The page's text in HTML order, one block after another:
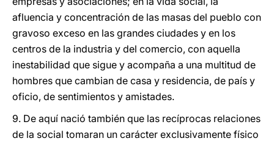
afluencia y concentración de las masas del pueblo con
gravoso exceso en las grandes ciudades y en los
centros de la industria y del comercio, con aquella
inestabilidad que sigue y acompaña a una multitud de
hombres que cambian de casa y residencia, de país y
oficio, de sentimientos y amistades.
9. De aquí nació también que las recíprocas relaciones
de la social tomaran un carácter exclusivamente físico